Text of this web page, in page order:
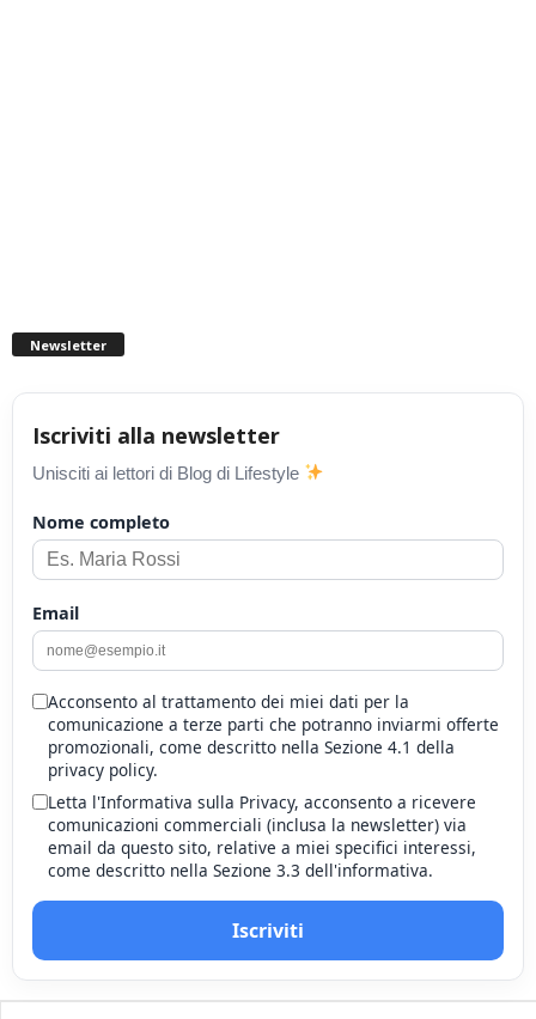
Newsletter
Iscriviti alla newsletter
Unisciti ai lettori di Blog di Lifestyle
Nome completo
Email
Acconsento al trattamento dei miei dati per la
comunicazione a terze parti che potranno inviarmi offerte
promozionali, come descritto nella Sezione 4.1 della
privacy policy.
Letta l'Informativa sulla Privacy, acconsento a ricevere
comunicazioni commerciali (inclusa la newsletter) via
email da questo sito, relative a miei specifici interessi,
come descritto nella Sezione 3.3 dell'informativa.
Iscriviti